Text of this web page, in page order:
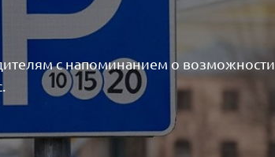
с напоминанием о возможности